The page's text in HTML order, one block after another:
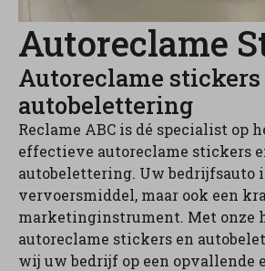
Autoreclame
Autoreclame stickers
autobelettering
Reclame ABC is dé specialist op
effectieve autoreclame stickers
autobelettering. Uw bedrijfsauto
vervoersmiddel, maar ook een
marketinginstrument. Met onze
autoreclame stickers en
wij uw bedrijf op een opvallende